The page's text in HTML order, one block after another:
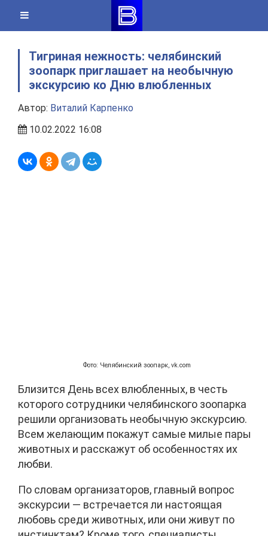
content
Тигриная нежность: челябинский
зоопарк приглашает на необычную
экскурсию ко Дню влюбленных
Автор: Виталий Карпенко
10.02.2022 16:08
Фото: Челябинский зоопарк, vk.com
Близится День всех влюбленных, в честь
которого сотрудники челябинского зоопарка
решили организовать необычную экскурсию.
Всем желающим покажут самые милые пары
животных и расскажут об особенностях их
любви.
По словам организаторов, главный вопрос
экскурсии — встречается ли настоящая
любовь среди животных, или они живут по